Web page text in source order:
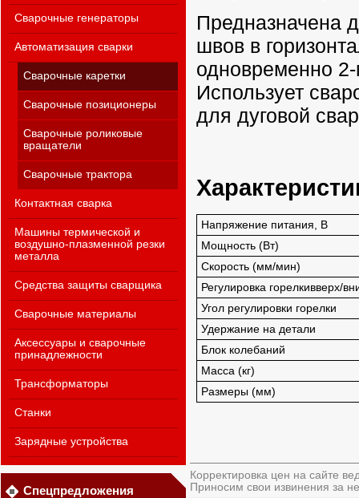
Сварочные генераторы
Автоматизация сварки
Сварочные каретки
Сварочные позиционеры
Сварочные роликовые
вращатели
Сварочные трактора
Контактная сварка
Машины термической и
воздушно-плазменной резки
металла
Средства защиты сварщика
Сварочные материалы
Аксессуары и сварочные
принадлежности
Трансформаторы
Станки
Зарядные устройства
Спецпредложения
Предназначена
швов в
одновременно
Использует
для дуговой
Напряжение питания, В
Мощность (Вт)
Скорость (мм/мин)
Регулировка горелкивверх/
Угол регулировки горелки
Удержание на детали
Блок колебаний
Масса (кг)
Размеры (мм)
Корректировка цен на сайте
Приносим свои извинения за